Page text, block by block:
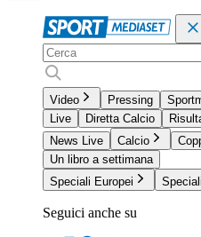
Video Pressing
Live
Diretta Calcio
News Live
Calcio
Un libro a settimana
Speciali Europei
Seguici anche su